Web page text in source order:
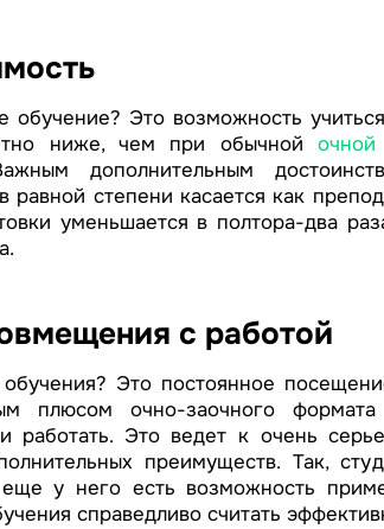
обучение? Это возможность
ниже, чем при обычной очной
дополнительным
степени касается как
уменьшается в полтора-два
с работой
Это постоянное
плюсом очно-заочного формата
работать. Это ведет к очень
преимуществ. Так,
у него есть возможность
справедливо считать